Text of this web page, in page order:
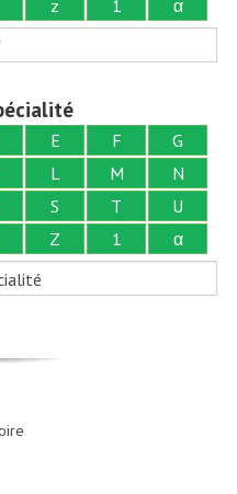
z 1
α
E F
G
L M
N
S T
U
Z 1
α